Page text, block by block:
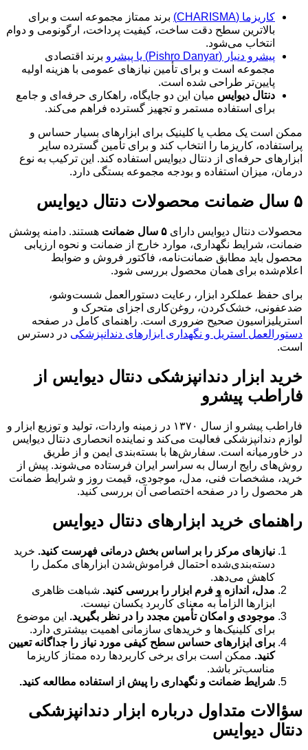
کاریزما (CHARISMA)
برند ممتاز مجموعه است و برای
بالاترین سطح دقت ساخت، کیفیت پرداخت، ارگونومی و دوام
انتخاب می‌شود.
پیشرو دنیار (Pishro Danyar) یا پیشرو
برند اقتصادی
مجموعه است و برای تأمین نیازهای عمومی با هزینه اولیه
پایین‌تر طراحی شده است.
دنتال دیوایس میان این دو جایگاه، راهکاری حرفه‌ای و جامع
برای استفاده مستمر و تجهیز گسترده فراهم می‌کند.
ممکن است یک مطب یا کلینیک برای ابزارهای بسیار حساس و
پراستفاده، کاریزما را انتخاب کند و برای تأمین گسترده سایر
ابزارهای حرفه‌ای از دنتال دیوایس استفاده کند. این ترکیب به نوع
درمان، میزان استفاده و بودجه مجموعه بستگی دارد.
۵ سال ضمانت محصولات دنتال دیوایس
محصولات دنتال دیوایس دارای ۵ سال ضمانت
هستند. دامنه پوشش
ضمانت، شرایط نگهداری، موارد خارج از ضمانت و نحوه ارزیابی
محصول باید مطابق ضمانت‌نامه، فاکتور فروش و ضوابط
اعلام‌شده برای همان محصول بررسی شود.
برای حفظ عملکرد ابزار، رعایت دستورالعمل شست‌وشو،
ضدعفونی، خشک‌کردن، روغن‌کاری اجزای متحرک و
استریلیزاسیون صحیح ضروری است. راهنمای کامل در صفحه
دستورالعمل استریل و نگهداری ابزارهای دندانپزشکی در دسترس
است.
خرید ابزار دندانپزشکی دنتال دیوایس از
فاراطب پیشرو
فاراطب پیشرو از سال ۱۳۷۰ در زمینه واردات، تولید و توزیع ابزار و
لوازم دندانپزشکی فعالیت می‌کند و نماینده انحصاری دنتال دیوایس
در خاورمیانه است. سفارش‌ها با بسته‌بندی ایمن و از طریق
روش‌های رایج ارسال به سراسر ایران فرستاده می‌شوند. پیش از
خرید، مشخصات فنی، مدل، موجودی، قیمت روز و شرایط ضمانت
هر محصول را در صفحه اختصاصی آن بررسی کنید.
راهنمای خرید ابزارهای دنتال دیوایس
نیازهای مرکز را بر اساس بخش درمانی فهرست کنید. خرید
دسته‌بندی‌شده احتمال فراموش‌شدن ابزارهای مکمل را
کاهش می‌دهد.
مدل، اندازه و فرم ابزار را بررسی کنید. شباهت ظاهری
ابزارها الزاماً به معنای کاربرد یکسان نیست.
موجودی و امکان تأمین مجدد را در نظر بگیرید. این موضوع
برای کلینیک‌ها و خریدهای سازمانی اهمیت بیشتری دارد.
برای ابزارهای حساس سطح کیفی مورد نیاز را جداگانه تعیین
کنید. ممکن است برای برخی کاربردها رده ممتاز کاریزما
مناسب‌تر باشد.
شرایط ضمانت و نگهداری را پیش از استفاده مطالعه کنید.
سؤالات متداول درباره ابزار دندانپزشکی
دنتال دیوایس